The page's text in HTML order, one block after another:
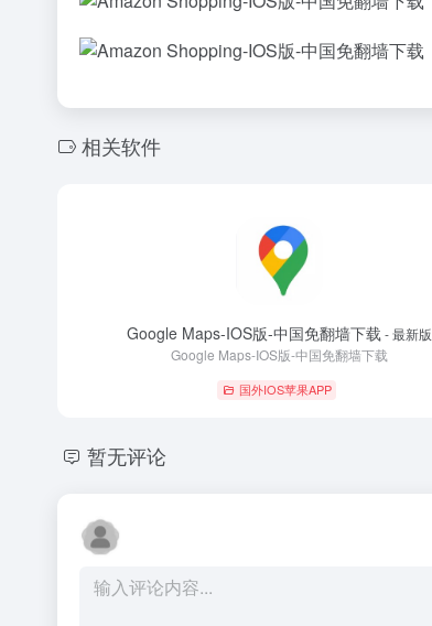
相关软件
Google Maps-IOS版-中国免翻墙下载- 最新版
Google Maps-IOS版-中国免翻墙下载
国外IOS苹果APP
暂无评论